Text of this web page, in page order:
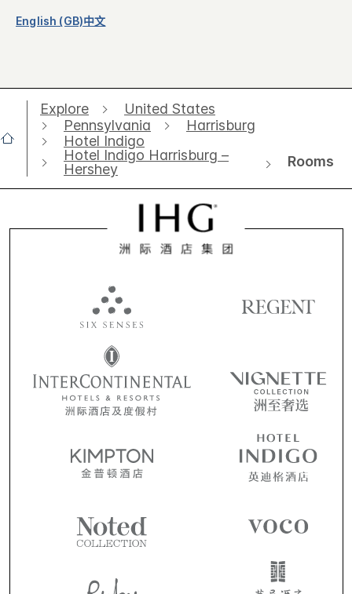
English (GB)中文
Explore
United States
Pennsylvania
Harrisburg
Hotel Indigo
Hotel Indigo Harrisburg –
Hershey
Rooms